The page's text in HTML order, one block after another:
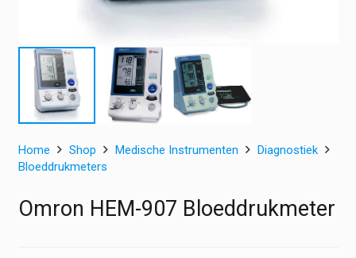
Home Shop Medische Instrumenten
Diagnostiek
Bloeddrukmeters
Omron HEM-907 Bloeddrukmeter